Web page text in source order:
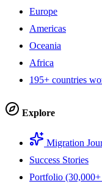
Europe
Americas
Oceania
Africa
195+ countries
Explore
Migration
Success Stories
Portfolio (30,000+